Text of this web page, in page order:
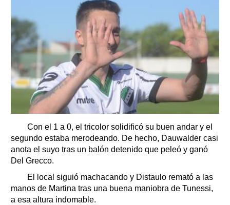
Con el 1 a 0, el tricolor solidificó su buen andar y el
segundo estaba merodeando. De hecho, Dauwalder casi
anota el suyo tras un balón detenido que peleó y ganó
Del Grecco.
El local siguió machacando y Distaulo remató a las
manos de Martina tras una buena maniobra de Tunessi,
a esa altura indomable.